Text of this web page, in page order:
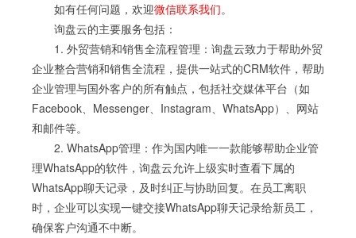
如有任何问题，欢迎微信联系我们。
询盘云的主要服务包括：
1. 外贸营销和销售全流程管理：询盘云致力于帮助外贸
企业整合营销和销售全流程，提供一站式的CRM软件，帮助
企业管理与国外客户的所有触点，包括社交媒体平台（如
Facebook、Messenger、Instagram、WhatsApp）、网站
和邮件等。
2. WhatsApp管理：作为国内唯一一款能够帮助企业管
理WhatsApp的软件，询盘云允许上级实时查看下属的
WhatsApp聊天记录，及时纠正与协助回复。在员工离职
时，企业可以实现一键交接WhatsApp聊天记录给新员工，
确保客户沟通不中断。